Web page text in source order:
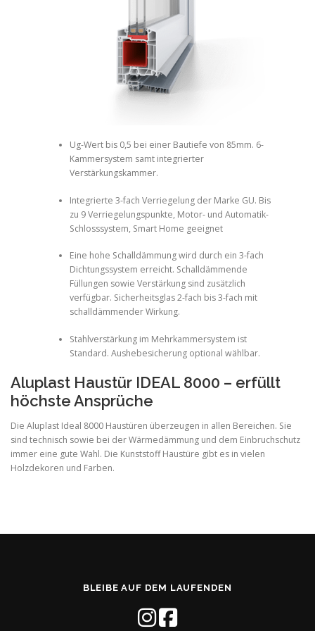
Ug-Wert bis 0,5 bei einer Bautiefe von 85mm. 6-
Kammersystem samt integrierter
Verstärkungskammer.
Integrierte 3-fach Verriegelung der Marke GU. Bis
zu 9 Verriegelungspunkte, Motor- und Automatik-
Schlosssystem, Smart Home geeignet
Eine hohe Schalldämmung wird durch ein 3-fach
Dichtungssystem erreicht. Schalldämmende
Füllungen sowie Verstärkung sind zusätzlich
verfügbar. Sicherheitsglas 2-fach bis 3-fach mit
schalldämmender Wirkung.
Stahlverstärkung im Mehrkammersystem ist
Standard. Aushebesicherung optional wählbar.
Aluplast Haustür IDEAL 8000 – erfüllt
höchste Ansprüche
Die Aluplast Ideal 8000 Haustüren überzeugen in allen Bereichen. Sie
sind technisch sowie bei der Wärmedämmung und dem Einbruchschutz
immer eine gute Wahl. Die Kunststoff Haustüre gibt es in vielen
Holzdekoren und Farben.
BLEIBE AUF DEM LAUFENDEN